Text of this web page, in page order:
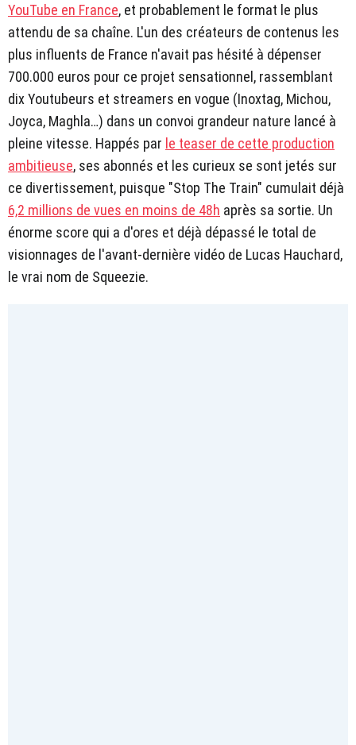
YouTube en France, et probablement le format le plus
attendu de sa chaîne. L'un des créateurs de contenus les
plus influents de France n'avait pas hésité à dépenser
700.000 euros pour ce projet sensationnel, rassemblant
dix Youtubeurs et streamers en vogue (Inoxtag, Michou,
Joyca, Maghla…) dans un convoi grandeur nature lancé à
pleine vitesse. Happés par le teaser de cette production
ambitieuse, ses abonnés et les curieux se sont jetés sur
ce divertissement, puisque "Stop The Train" cumulait déjà
6,2 millions de vues en moins de 48h après sa sortie. Un
énorme score qui a d'ores et déjà dépassé le total de
visionnages de l'avant-dernière vidéo de Lucas Hauchard,
le vrai nom de Squeezie.